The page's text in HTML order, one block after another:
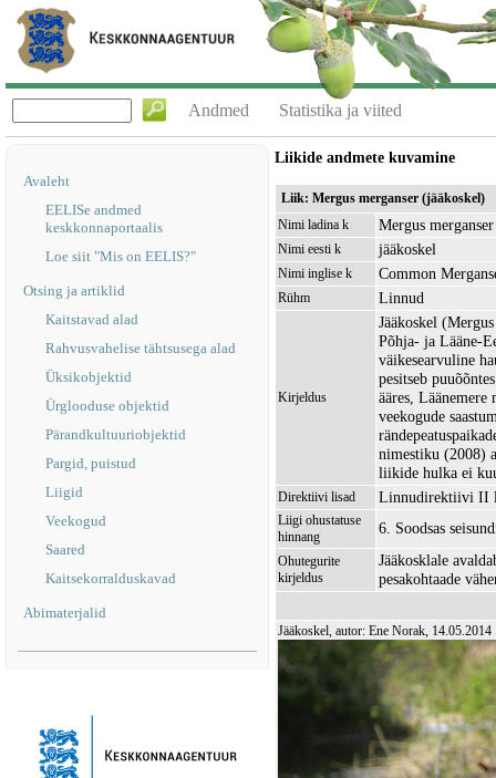
Andmed Statistika ja viited
Avaleht
EELISe andmed
keskkonnaportaalis
Loe siit "Mis on EELIS?"
Otsing ja artiklid
Kaitstavad alad
Rahvusvahelise tähtsusega alad
Üksikobjektid
Ürglooduse objektid
Pärandkultuuriobjektid
Pargid, puistud
Liigid
Veekogud
Saared
Kaitsekorralduskavad
Abimaterjalid
Liikide andmete kuvamine
Liik: Mergus merganser (jääkoskel)
Nimi ladina k
Mergus merganser
Nimi eesti k jääkoskel
Nimi inglise k Common
Rühm Linnud
Kirjeldus
Jääkoskel
Põhja- ja Lääne-
väikesearvuline
pesitseb
ääres,
veekogude
nimestiku (2008)
liikide hulka ei
Direktiivi lisad Linnudirektiivi II
Liigi ohustatuse
hinnang
6. Soodsas
Ohutegurite
kirjeldus
Jääkosklale
pesakohtaade
Jääkoskel, autor: Ene Norak, 14.05.2014